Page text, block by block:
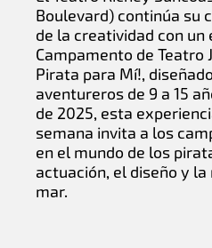
Boulevard) continúa su
de la creatividad con un
Campamento de Teatro
Pirata para Mí!,
aventureros de 9 a 15
de 2025, esta
semana invita a los
en el mundo de los
actuación, el diseño y
mar.